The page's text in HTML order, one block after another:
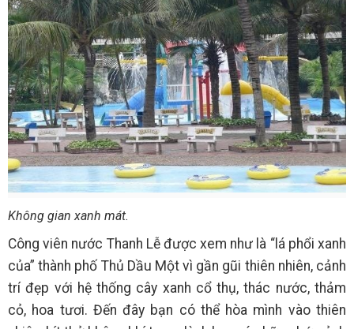
Không gian xanh mát.
Công viên nước Thanh Lễ được xem như là “lá phổi xanh
của” thành phố Thủ Dầu Một vì gần gũi thiên nhiên, cảnh
trí đẹp với hệ thống cây xanh cổ thụ, thác nước, thảm
cỏ, hoa tươi. Đến đây bạn có thể hòa mình vào thiên